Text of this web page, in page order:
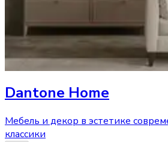
Dantone Home
Мебель и декор в эстетике
классики